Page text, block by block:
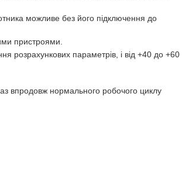
можливе без його підключення до
пристроями.
розрахункових параметрів, і від +40 до +60
впродовж нормального робочого циклу